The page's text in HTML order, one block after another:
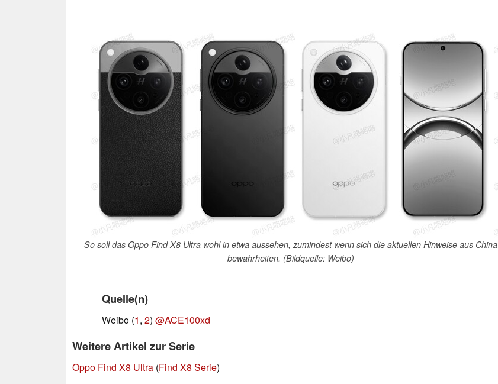
So soll das Oppo Find X8 Ultra wohl in etwa aussehen, zumindest wenn sich die aktuellen Hinweise aus China
bewahrheiten. (Bildquelle: Weibo)
Quelle(n)
Weibo (1, 2) @ACE100xd
Weitere Artikel zur Serie
Oppo Find X8 Ultra (Find X8 Serie)